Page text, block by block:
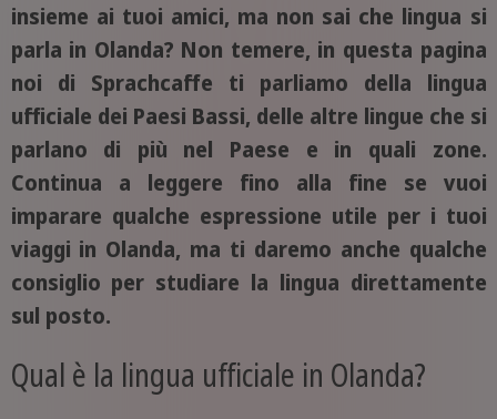
insieme ai tuoi amici, ma non sai che lingua si
parla in Olanda? Non temere, in questa pagina
noi di Sprachcaffe ti parliamo della lingua
ufficiale dei Paesi Bassi, delle altre lingue che si
parlano di più nel Paese e in quali zone.
Continua a leggere fino alla fine se vuoi
imparare qualche espressione utile per i tuoi
viaggi in Olanda, ma ti daremo anche qualche
consiglio per studiare la lingua direttamente
sul posto.
Qual è la lingua ufficiale in Olanda?